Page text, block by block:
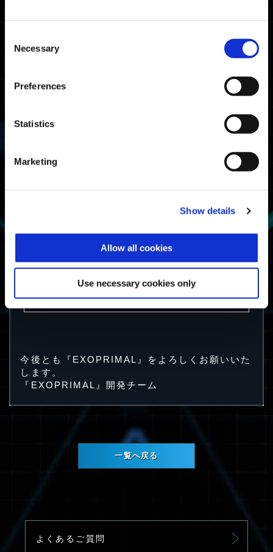
Selection
Necessary
Preferences
Statistics
Marketing
Show details
Allow all cookies
Use necessary cookies only
今後とも『EXOPRIMAL』をよろしくお願いいた
します。
『EXOPRIMAL』開発チーム
一覧へ戻る
よくあるご質問